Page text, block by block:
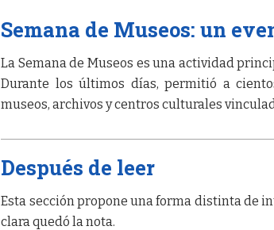
Semana de Museos: un
La Semana de Museos es una actividad
Durante los últimos días, permitió a
museos, archivos y centros culturales
Después de leer
Esta sección propone una forma distinta de
clara quedó la nota.